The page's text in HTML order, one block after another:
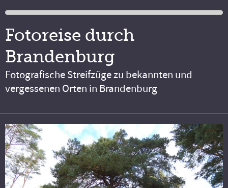
Fotoreise durch
Brandenburg
Fotografische Streifzüge zu bekannten und
vergessenen Orten in Brandenburg